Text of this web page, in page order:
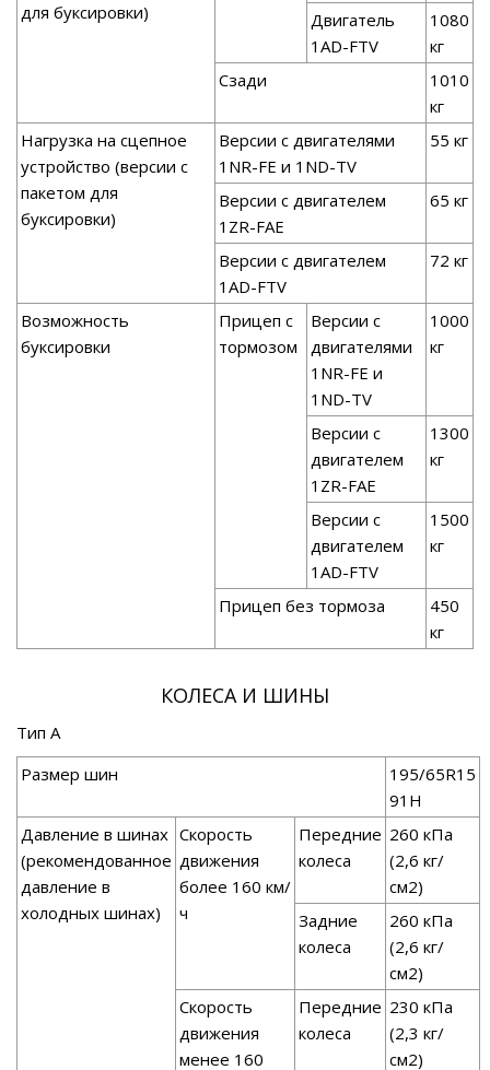
для буксировки)
Двигатель
1AD-FTV
1080
кг
Сзади
1010
кг
Нагрузка на сцепное
устройство (версии с
пакетом для
буксировки)
Версии с двигателями
1NR-FE и 1ND-TV
55 кг
Версии с двигателем
1ZR-FAE
65 кг
Версии с двигателем
1AD-FTV
72 кг
Возможность
буксировки
Прицеп с
тормозом
Версии с
двигателями
1NR-FE и
1ND-TV
1000
кг
Версии с
двигателем
1ZR-FAE
1300
кг
Версии с
двигателем
1AD-FTV
1500
кг
Прицеп без тормоза
450
кг
КОЛЕСА И ШИНЫ
Тип А
Размер шин
195/65R15
91Н
Давление в шинах
(рекомендованное
давление в
холодных шинах)
Скорость
движения
более 160 км/
ч
Передние
колеса
260 кПа
(2,6 кг/
см2)
Задние
колеса
260 кПа
(2,6 кг/
см2)
Скорость
движения
менее 160
Передние
колеса
230 кПа
(2,3 кг/
см2)